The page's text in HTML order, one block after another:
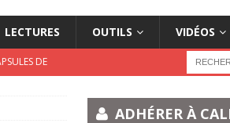
LECTURES OUTILS VIDÉOS
DE
ADHÉRER À